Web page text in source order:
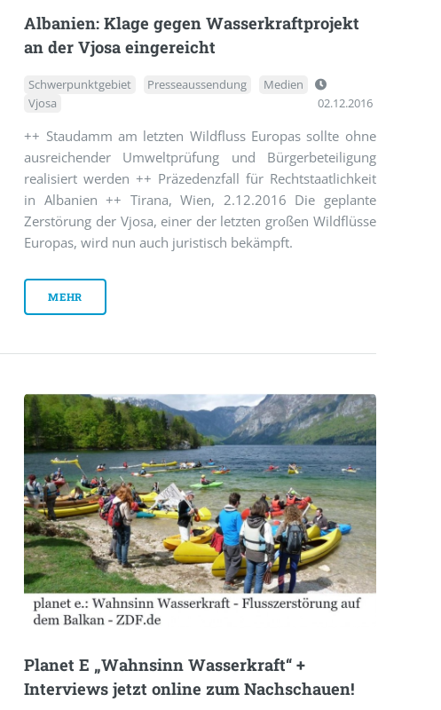
Albanien: Klage gegen Wasserkraftprojekt
an der Vjosa eingereicht
Schwerpunktgebiet Presseaussendung
Medien
Vjosa
02.12.2016
++ Staudamm am letzten Wildfluss Europas sollte ohne
ausreichender Umweltprüfung und Bürgerbeteiligung
realisiert werden ++ Präzedenzfall für Rechtstaatlichkeit
in Albanien ++ Tirana, Wien, 2.12.2016 Die geplante
Zerstörung der Vjosa, einer der letzten großen Wildflüsse
Europas, wird nun auch juristisch bekämpft.
MEHR
Planet E „Wahnsinn Wasserkraft“ +
Interviews jetzt online zum Nachschauen!